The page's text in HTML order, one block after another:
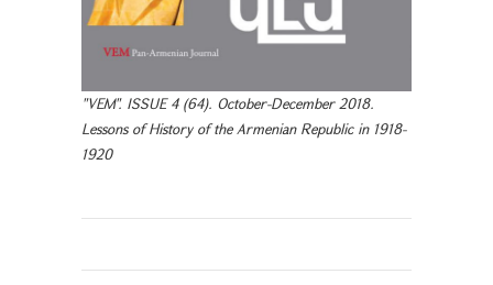
"VEM". ISSUE 4 (64). October-December 2018.
Lessons of History of the Armenian Republic in 1918-
1920